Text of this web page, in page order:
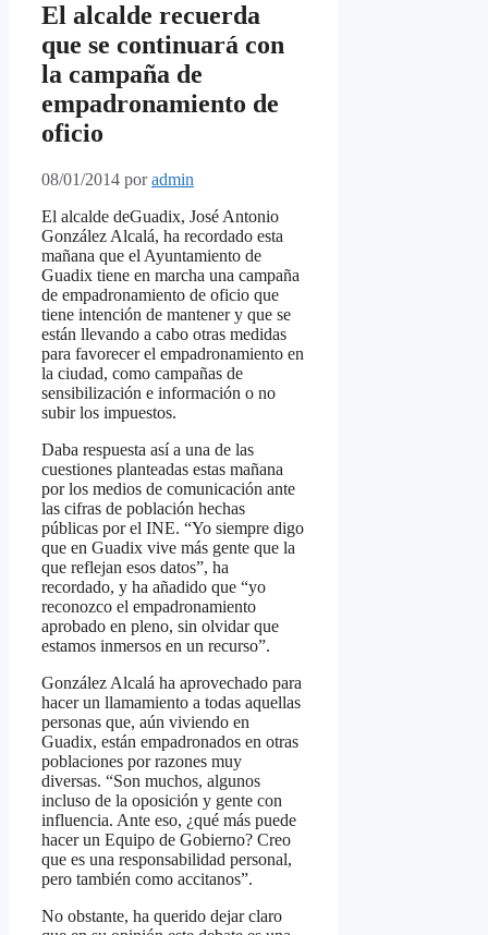
El alcalde recuerda
que se continuará con
la campaña de
empadronamiento de
oficio
08/01/2014 poradmin
El alcalde deGuadix, José Antonio
González Alcalá, ha recordado esta
mañana que el Ayuntamiento de
Guadix tiene en marcha una campaña
de empadronamiento de oficio que
tiene intención de mantener y que se
están llevando a cabo otras medidas
para favorecer el empadronamiento en
la ciudad, como campañas de
sensibilización e información o no
subir los impuestos.
Daba respuesta así a una de las
cuestiones planteadas estas mañana
por los medios de comunicación ante
las cifras de población hechas
públicas por el INE. “Yo siempre digo
que en Guadix vive más gente que la
que reflejan esos datos”, ha
recordado, y ha añadido que “yo
reconozco el empadronamiento
aprobado en pleno, sin olvidar que
estamos inmersos en un recurso”.
González Alcalá ha aprovechado para
hacer un llamamiento a todas aquellas
personas que, aún viviendo en
Guadix, están empadronados en otras
poblaciones por razones muy
diversas. “Son muchos, algunos
incluso de la oposición y gente con
influencia. Ante eso, ¿qué más puede
hacer un Equipo de Gobierno? Creo
que es una responsabilidad personal,
pero también como accitanos”.
No obstante, ha querido dejar claro